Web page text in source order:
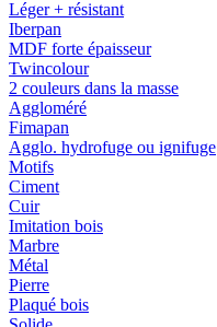
Léger + résistant
Iberpan
MDF forte épaisseur
Twincolour
2 couleurs dans la masse
Aggloméré
Fimapan
Agglo. hydrofuge ou ignifuge
Motifs
Ciment
Cuir
Imitation bois
Marbre
Métal
Pierre
Plaqué bois